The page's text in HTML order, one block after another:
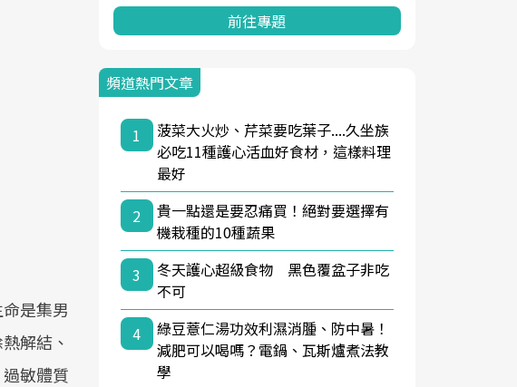
是集男
解結、
敏體質
前往專題
頻道熱門文章
1
菠菜大火炒、芹菜要吃葉子....久坐族
必吃11種護心活血好食材，這樣料理
最好
2
貴一點還是要忍痛買！絕對要選擇有
機栽種的10種蔬果
3
冬天護心超級食物 黑色覆盆子非吃
不可
4
綠豆薏仁湯功效利濕消腫、防中暑！
減肥可以喝嗎？電鍋、瓦斯爐煮法教
學